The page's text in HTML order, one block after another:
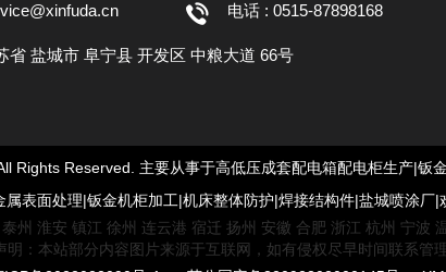
电话 : 0515-87898168
省 盐城市 阜宁县 开发区 中粮大道 66号
Rights Reserved. 主要从事于高低压成套配电箱配电柜生产|钣
属表面处理|钣金机柜加工|机床整体防护|焊接结构件|盐城喷涂厂|
泰州 淮安 镇江 徐州 连云港 宿迁 扬州 安徽 合肥 浙江 杭州 宁波
明：本站部分内容图片来源于互联网，如有侵权尽早时间联系管